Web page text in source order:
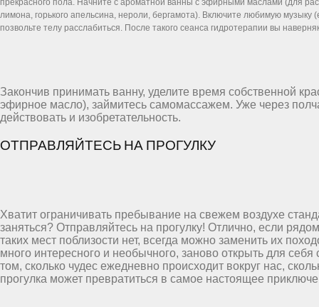
прекрасного пола. Начните с ароматной ванны с эфирными маслами (для
лимона, горького апельсина, нероли, бергамота). Включите любимую
позвольте телу расслабиться. После такого сеанса гидротерапии вы
Закончив принимать ванну, уделите время собственной
эфирное масло), займитесь самомассажем. Уже через
действовать и изобретательность.
ОТПРАВЛЯЙТЕСЬ НА ПРОГУЛКУ
Хватит ограничивать пребывание на свежем воздухе
заняться? Отправляйтесь на прогулку! Отлично, если
таких мест поблизости нет, всегда можно заменить их
много интересного и необычного, заново открыть для
том, сколько чудес ежедневно происходит вокруг нас,
прогулка может превратиться в самое настоящее